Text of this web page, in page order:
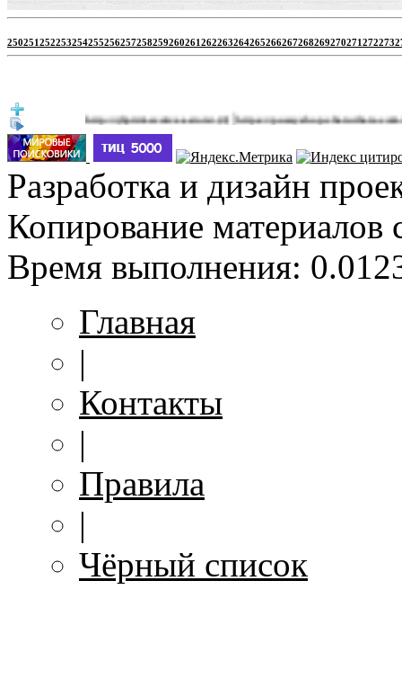
250251252253254255256257258259260261262263264265266267268269270271272273
http://jbprimecurves.store/(3)|https://pussyshop.chaturbate.com/male-
Разработка и дизайн
Копирование материалов
Время выполнения:
Главная
|
Контакты
|
Правила
|
Чёрный список